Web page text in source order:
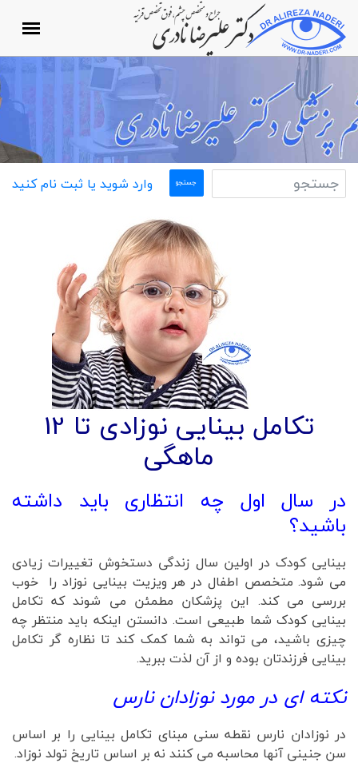
وارد شوید یا ثبت نام کنید
تکامل بینایی نوزادی تا 12
ماهگی
در سال اول چه انتظاری باید داشته
باشید؟
بینایی کودک در اولین سال زندگی دستخوش تغییرات زیادی
می شود. متخصص اطفال در هر ویزیت بینایی نوزاد را خوب
بررسی می کند. این پزشکان مطمئن می شوند که تکامل
بینایی کودک شما طبیعی است. دانستن اینکه باید منتظر چه
چیزی باشید، می تواند به شما کمک کند تا نظاره گر تکامل
بینایی فرزندتان بوده و از آن لذت ببرید.
نکته ای در مورد نوزادان نارس
در نوزادان نارس نقطه سنی مبنای تکامل بینایی را بر اساس
سن جنینی آنها محاسبه می کنند نه بر اساس تاریخ تولد نوزاد.